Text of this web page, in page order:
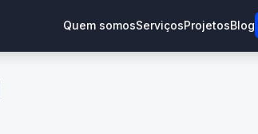
Quem somosServiçosProjetosBlog